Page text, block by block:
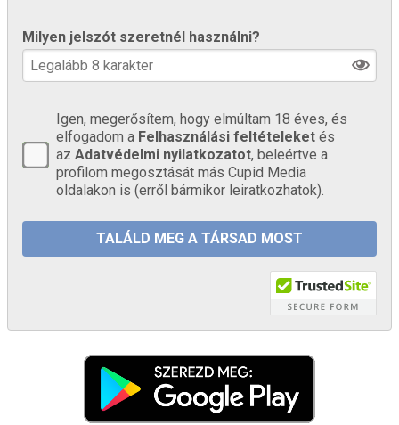
Milyen jelszót szeretnél használni?
Igen, megerősítem, hogy elmúltam 18 éves, és
elfogadom a Felhasználási feltételeket és
az Adatvédelmi nyilatkozatot, beleértve a
profilom megosztását más Cupid Media
oldalakon is (erről bármikor leiratkozhatok).